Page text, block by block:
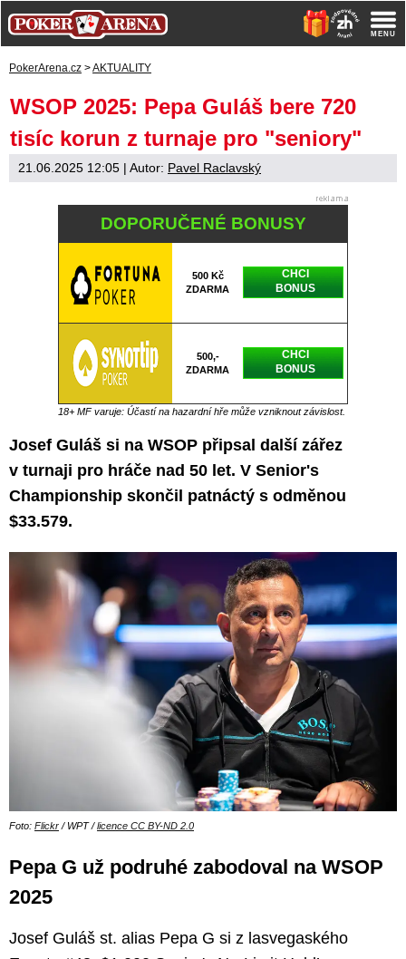
PokerArena.cz >AKTUALITY
WSOP 2025: Pepa Guláš bere 720
tisíc korun z turnaje pro "seniory"
21.06.2025 12:05 | Autor: Pavel Raclavský
DOPORUČENÉ BONUSY
500 Kč
ZDARMA
CHCI
BONUS
500,-
ZDARMA
CHCI
BONUS
18+ MF varuje: Účastí na hazardní hře může vzniknout závislost.
Josef Guláš si na WSOP připsal další zářez
v turnaji pro hráče nad 50 let. V Senior's
Championship skončil patnáctý s odměnou
$33.579.
Foto: Flickr / WPT /licence CC BY-ND 2.0
Pepa G už podruhé zabodoval na WSOP
2025
Josef Guláš st. alias Pepa G si z lasvegaského